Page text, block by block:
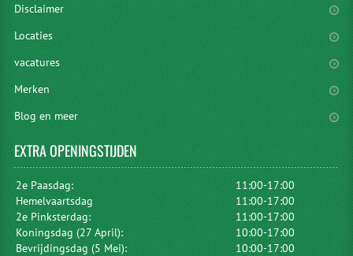
Disclaimer
Locaties
vacatures
Merken
Blog en meer
EXTRAOPENINGSTIJDEN
2e Paasdag:
11:00-17:00
Hemelvaartsdag
11:00-17:00
2e Pinksterdag:
11:00-17:00
Koningsdag (27 April):
10:00-17:00
Bevrijdingsdag (5 Mei):
10:00-17:00